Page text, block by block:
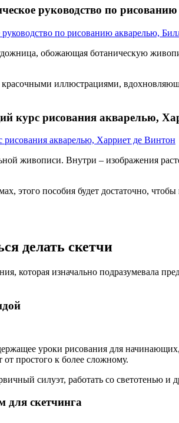
руководство по
обожающая ботаническую
иллюстрациями,
курс рисования акварелью,
живописи. Внутри – изображения
этого пособия будет достаточно,
делать скетчи
которая изначально подразумевала
уроки рисования для
от простого к более сложному.
силуэт, работать со светотенью и
для скетчинга